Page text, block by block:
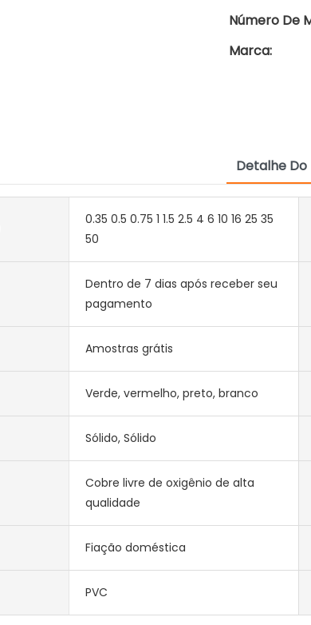
Número De
Marca:
Detalhe
0.35 0.5 0.75 1 1.5 2.5 4 6 10 16 25 35
50
Dentro de 7 dias após receber seu
pagamento
Amostras grátis
Verde, vermelho, preto, branco
Sólido, Sólido
Cobre livre de oxigênio de alta
qualidade
Fiação doméstica
PVC